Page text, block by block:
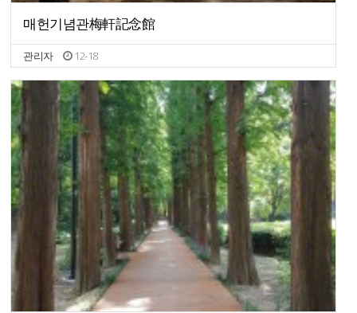
매헌기념관梅軒記念館
관리자 12-18